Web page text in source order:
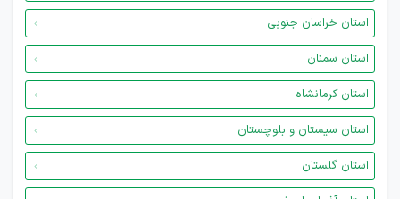
استان خراسان جنوبی
استان سمنان
استان کرمانشاه
استان سیستان و بلوچستان
استان گلستان